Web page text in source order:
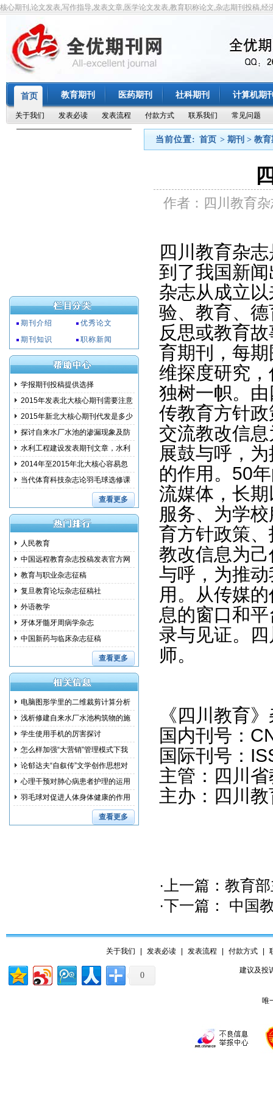
核心期刊,论文发表,写作指导,发表文章,医学论文发表,教育职称论文,杂志期刊投稿,经
首页 教育期刊 医药期刊 社科期刊 计算机期
关于我们 发表必读 发表流程 付款方式 联系我们 常见问题
当前位置: 首页 > 期刊 > 教
作者：四川教
四川教育杂
到了我国新
杂志从成立
验、教育、
反思或教育
育期刊，每
维探度研究
独树一帜。
传教育方针
交流教改信
展鼓与呼，
的作用。50
流媒体，长
服务、为学
育方针政策
教改信息为
与呼，为推
用。从传媒
息的窗口和
录与见证。
师。
《四川教育
国内刊号：
国际刊号：
主管：四川
主办：四川
·上一篇： 教育
·下一篇：
中国
期刊介绍
优秀论文
期刊知识
职称新闻
学报期刊投稿提供选择
2015年发表北大核心期刊需要注意
事项2015年新北大核心期刊代发是多少
钱?探讨自来水厂水池的渗漏现象及防
范措水利工程建设发表期刊文章，水利
建设2014年至2015年北大核心容易忽
略的问
当代体育科技杂志论羽毛球选修课
查看更多
人民教育
中国远程教育杂志投稿发表官方网
教育与职业杂志征稿
复旦教育论坛杂志征稿社
外语教学
牙体牙髓牙周病学杂志
中国新药与临床杂志征稿
查看更多
电脑图形学里的二维裁剪计算分析
浅析修建自来水厂水池构筑物的施
工措学生使用手机的厉害探讨
怎么样加强“大营销”管理模式下我
国 论郁达夫“自叙传”文学创作思想对
其 心理干预对肺心病患者护理的运用
研究羽毛球对促进人体身体健康的作用
查看更多
关于我们 发表必读 发表流程 付款方式
0
建议及投
唯